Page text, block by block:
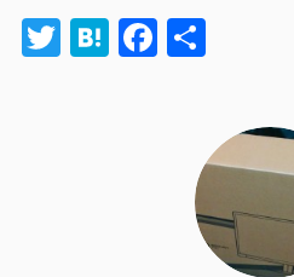
T H F